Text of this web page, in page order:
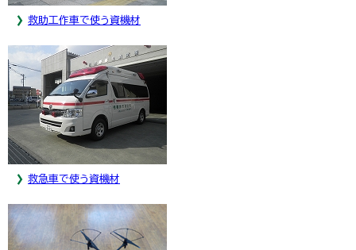
救助工作車で使う資機材
救急車で使う資機材